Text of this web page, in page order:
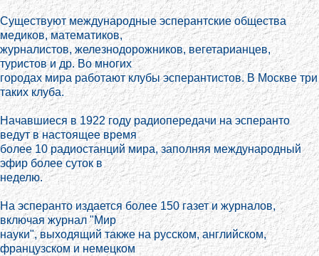
Существуют международные эсперантские общества
медиков, математиков,
журналистов, железнодорожников, вегетарианцев,
туристов и др. Во многих
городах мира работают клубы эсперантистов. В Москве три
таких клуба.
Начавшиеся в 1922 году радиопередачи на эсперанто
ведут в настоящее время
более 10 радиостанций мира, заполняя международный
эфир более суток в
неделю.
На эсперанто издается более 150 газет и журналов,
включая журнал "Мир
науки", выходящий также на русском, английском,
французском и немецком